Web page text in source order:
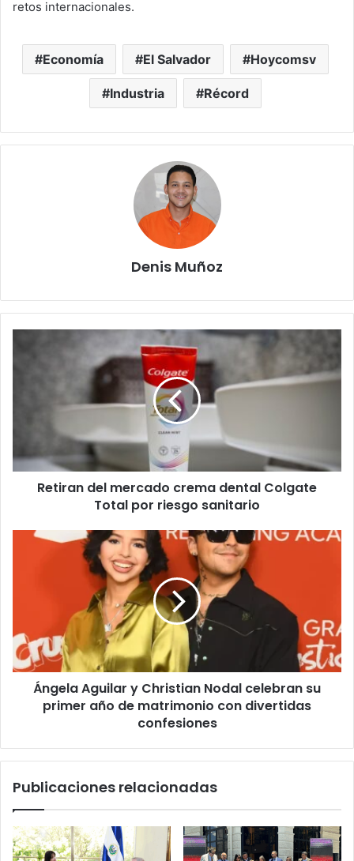
retos internacionales.
Economía El Salvador Hoycomsv
Industria Récord
Denis Muñoz
riesgo
sanitarioRetiran del mercado crema dental Colgate
Total por riesgo sanitario
Ángela
su
primer
año
matrimonio
confesiones
Ángela Aguilar y Christian Nodal celebran su
primer año de matrimonio con divertidas
confesiones
Publicaciones relacionadas